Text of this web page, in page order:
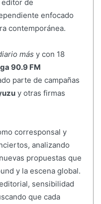
editor de
enfocado
contemporánea.
más y con 18
90.9 FM
parte de campañas
y otras firmas
corresponsal y
analizando
propuestas que
y la escena global.
sensibilidad
que cada